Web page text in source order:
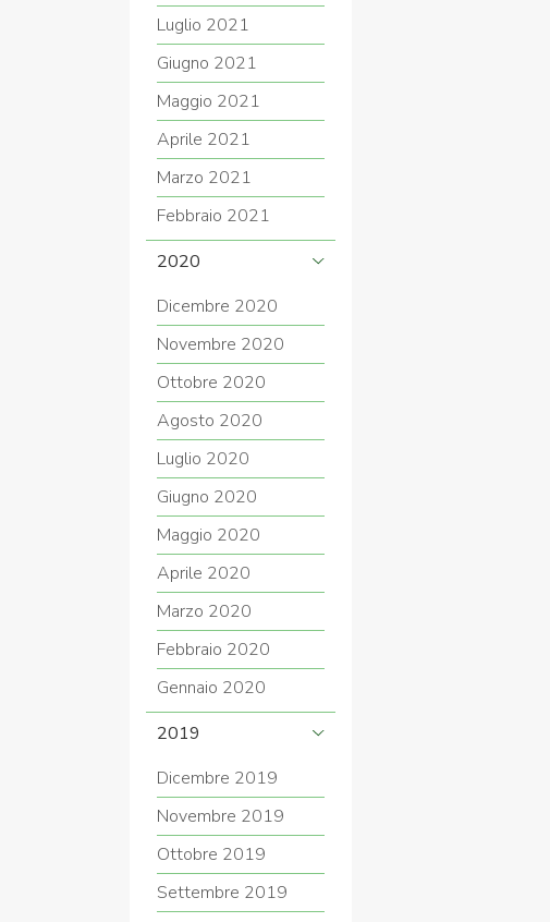
Luglio 2021
Giugno 2021
Maggio 2021
Aprile 2021
Marzo 2021
Febbraio 2021
2020
Dicembre 2020
Novembre 2020
Ottobre 2020
Agosto 2020
Luglio 2020
Giugno 2020
Maggio 2020
Aprile 2020
Marzo 2020
Febbraio 2020
Gennaio 2020
2019
Dicembre 2019
Novembre 2019
Ottobre 2019
Settembre 2019